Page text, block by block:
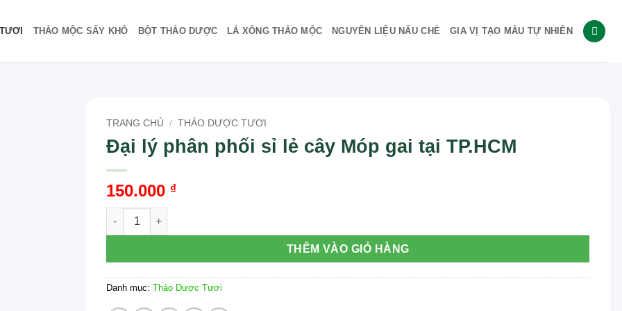
THẢO MỘC SẤY KHÔ BỘT THẢO DƯỢC LÁ XÔNG THẢO MỘC NGUYÊN LIỆU NẤU CHÈ GIA VỊ TẠO MÀU TỰ NHIÊN
TRANG CHỦ / THẢO DƯỢC TƯƠI
Đại lý phân phối sỉ lẻ cây Móp gai tại TP.HCM
150.000 ₫
Đại lý phân phối sỉ lẻ cây Móp gai tại TP.HCM số lượng
THÊM VÀO GIỎ HÀNG
Danh mục:Thảo Dược Tươi